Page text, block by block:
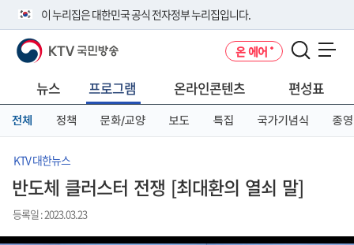
이 누리집은 대한민국 공식 전자정부 누리집입니다.
공식 누리집 주소 확인하기
니다.
이밖에 or.kr 또는 .kr등 다른 도메인 주소를 사용하고 있다면 아래 URL에
서 도메인 주소를 확인해 보세요
KTV 국민방송 온 에어
뉴스 프로그램 온라인콘텐츠 편성표
전체 정책 문화/교양 보도 특집 국가기념식 종영
KTV 대한뉴스
반도체 클러스터 전쟁 [최대환의 열쇠 말]
등록일 : 2023.03.23